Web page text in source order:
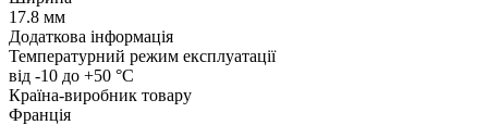
17.8 мм
Додаткова інформація
Температурний режим експлуатації
від -10 до +50 °С
Країна-виробник товару
Франція